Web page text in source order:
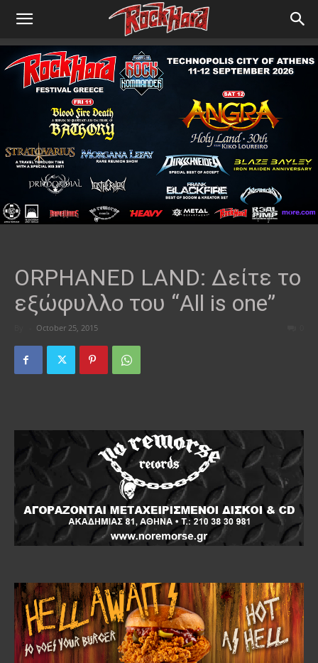
ORPHANED LAND: Δείτε το
εξώφυλλο του “All is one”
October 25, 2015